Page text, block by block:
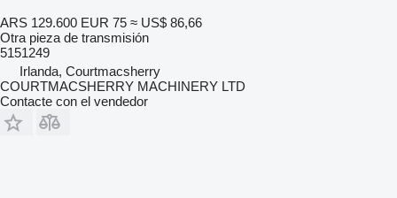
ARS 129.600 EUR 75 ≈ US$ 86,66
Otra pieza de transmisión
5151249
Irlanda, Courtmacsherry
COURTMACSHERRY MACHINERY LTD
Contacte con el vendedor